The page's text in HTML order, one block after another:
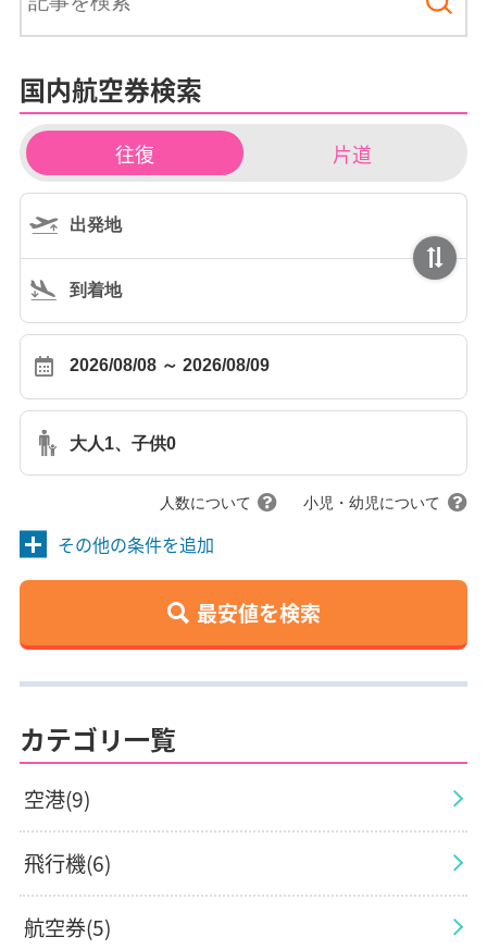
国内航空券検索
チ
ケ
ッ
ト
イ
プ
往復 片道
大人1、子供0
人数について 小児・幼児について
その他の条件を追加
最安値を検索
カテゴリ一覧
空港(9)
飛行機(6)
航空券(5)